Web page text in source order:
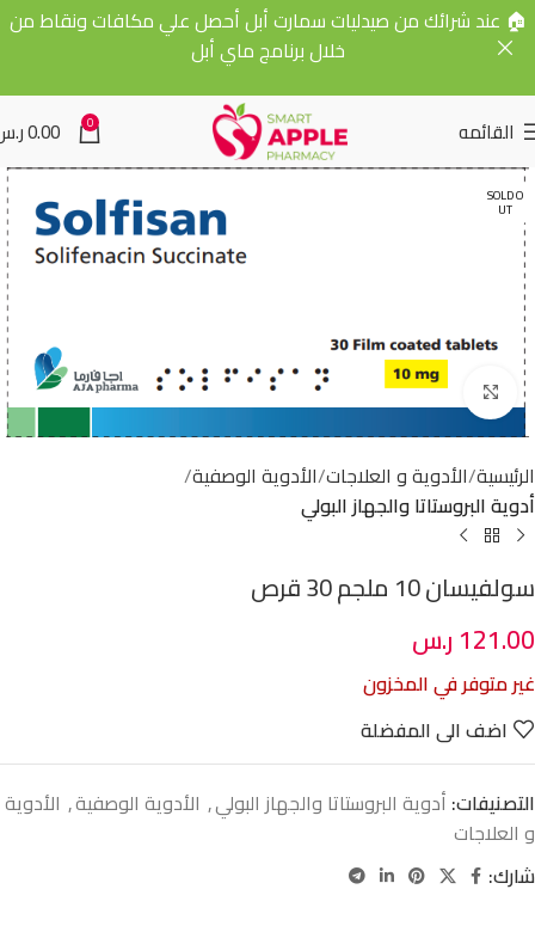
القائمه 0
0.00
SOLD O
UT
Click to enlarge
الرئيسية الأدوية و العلاجات الأدوية الوصفية
أدوية البروستاتا والجهاز البولي
سولفيسان 10 ملجم 30 قرص
121.00 ر.س
غير متوفر في المخزون
اضف الى المفضلة
التصنيفات: أدوية البروستاتا والجهاز البولي, الأدوية الوصفية, الأدوية
و العلاجات
شارك:
🏠 عند شرائك من صيدليات سمارت أبل أحصل علي مكافات ونقاط من
خلال برنامج ماي أبل